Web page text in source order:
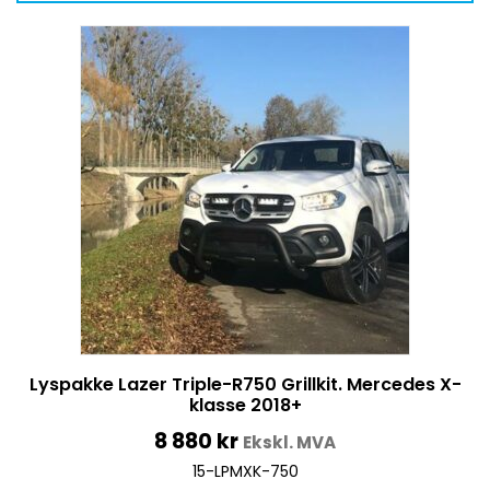
Lyspakke Lazer Triple-R750 Grillkit. Mercedes X-
klasse 2018+
8 880 kr Ekskl. MVA
15-LPMXK-750